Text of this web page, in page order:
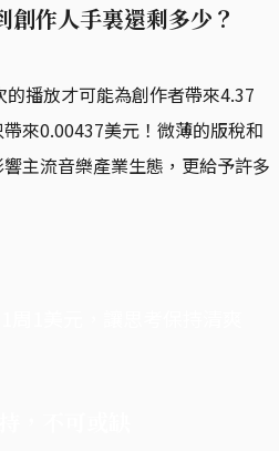
作人手裏還剩多少？
播放才可能為創作者帶來4.37
來0.00437美元！微薄的版稅和
主流音樂產業生態，更給予許多